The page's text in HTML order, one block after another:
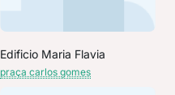
Edificio Maria Flavia
praça carlos gomes